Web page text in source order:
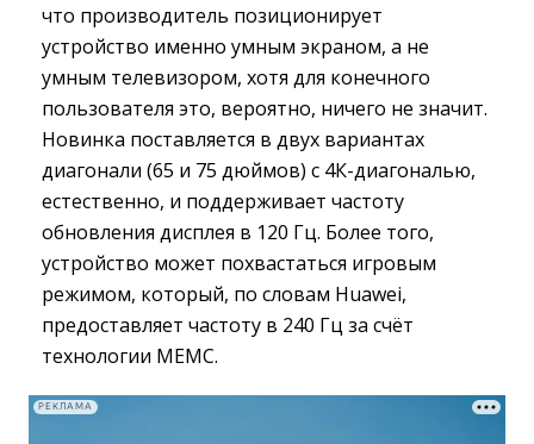
что производитель позиционирует
устройство именно умным экраном, а не
умным телевизором, хотя для конечного
пользователя это, вероятно, ничего не значит.
Новинка поставляется в двух вариантах
диагонали (65 и 75 дюймов) с 4К-диагональю,
естественно, и поддерживает частоту
обновления дисплея в 120 Гц. Более того,
устройство может похвастаться игровым
режимом, который, по словам Huawei,
предоставляет частоту в 240 Гц за счёт
технологии MEMC.
РЕКЛАМА